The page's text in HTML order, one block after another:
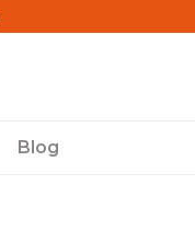
Blog